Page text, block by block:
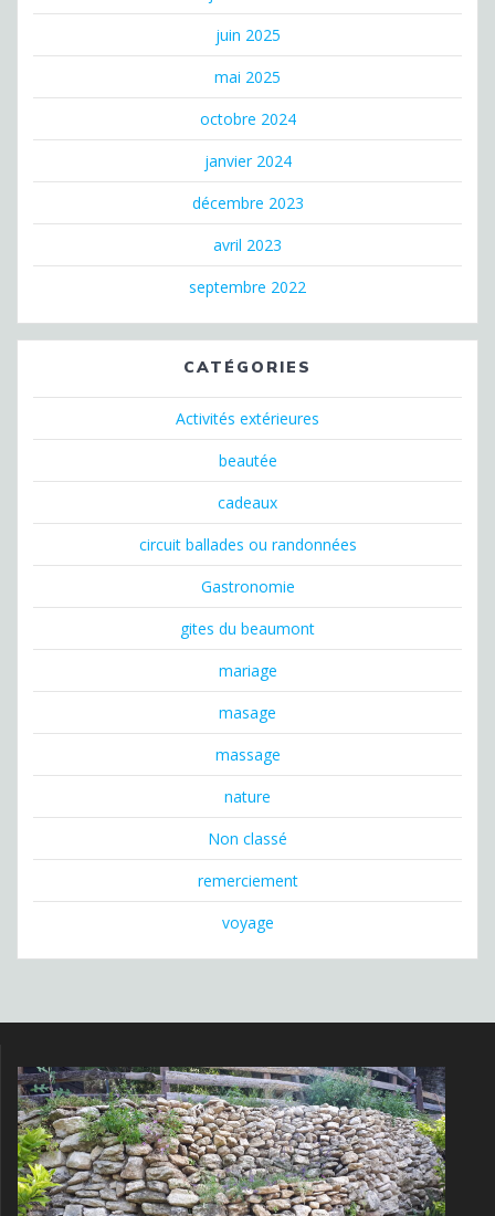
juin 2025
mai 2025
octobre 2024
janvier 2024
décembre 2023
avril 2023
septembre 2022
CATÉGORIES
Activités extérieures
beautée
cadeaux
circuit ballades ou randonnées
Gastronomie
gites du beaumont
mariage
masage
massage
nature
Non classé
remerciement
voyage